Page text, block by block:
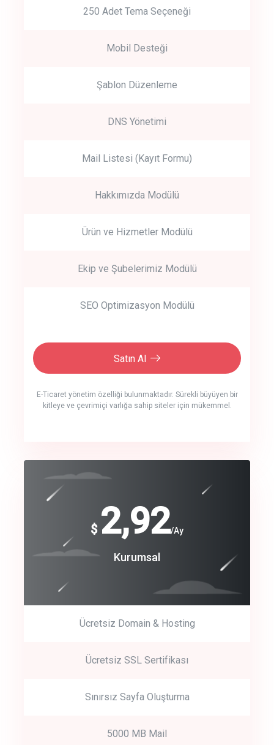
250 Adet Tema Seçeneği
Mobil Desteği
Şablon Düzenleme
DNS Yönetimi
Mail Listesi (Kayıt Formu)
Hakkımızda Modülü
Ürün ve Hizmetler Modülü
Ekip ve Şubelerimiz Modülü
SEO Optimizasyon Modülü
Satın Al
E-Ticaret yönetim özelliği bulunmaktadır. Sürekli büyüyen bir
kitleye ve çevrimiçi varlığa sahip siteler için mükemmel.
crm auto cync
track energy costs
Get Started
Start by trying our service for 30 days free trial no credit card
$ 2,92/Ay
Kurumsal
Ücretsiz Domain & Hosting
Ücretsiz SSL Sertifikası
Sınırsız Sayfa Oluşturma
5000 MB Mail
$
240
Coroprate